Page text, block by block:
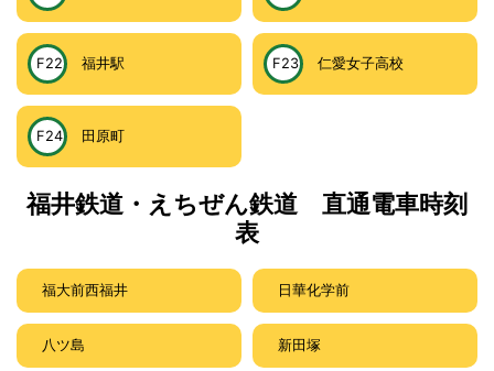
F22 福井駅 F23 仁愛女子高校
F24 田原町
福井鉄道・えちぜん鉄道 直通電車時刻
表
福大前西福井 日華化学前
八ツ島 新田塚